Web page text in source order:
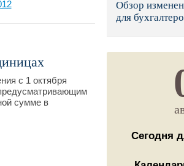
Суд общей юрисдикции
Остальные ведомства
с 1 октября
сумме в
Обзор
для
Сегодня